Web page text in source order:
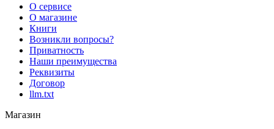
О сервисе
О магазине
Книги
Возникли вопросы?
Приватность
Наши преимущества
Реквизиты
Договор
llm.txt
Магазин